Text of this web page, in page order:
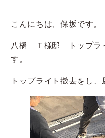
こんにちは、保坂です。
八橋 Ｔ様邸 トップラ
す。
トップライト撤去をし、